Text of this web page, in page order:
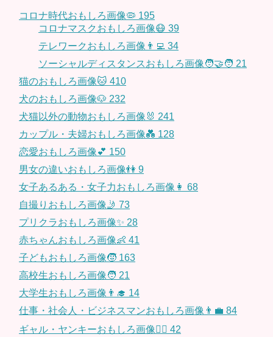
コロナ時代おもしろ画像🦠 195
コロナマスクおもしろ画像😷 39
テレワークおもしろ画像👨‍💻 34
ソーシャルディスタンスおもしろ画像🧑‍🤝‍🧑 21
猫のおもしろ画像🐱 410
犬のおもしろ画像🐶 232
犬猫以外の動物おもしろ画像🐰 241
カップル・夫婦おもしろ画像💑 128
恋愛おもしろ画像💕 150
男女の違いおもしろ画像👫 9
女子あるある・女子力おもしろ画像👩 68
自撮りおもしろ画像🤳 73
プリクラおもしろ画像✨ 28
赤ちゃんおもしろ画像👶 41
子どもおもしろ画像🧒 163
高校生おもしろ画像🧑 21
大学生おもしろ画像👨‍🎓 14
仕事・社会人・ビジネスマンおもしろ画像👨‍💼 84
ギャル・ヤンキーおもしろ画像👱‍♀️ 42